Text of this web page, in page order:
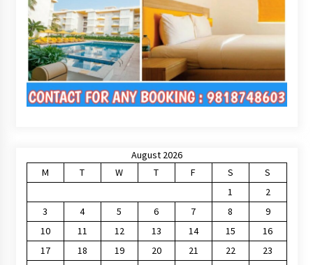
August 2026
M
T W T F S
S
1
2
3
4 5 6 7 8
9
10
11 12 13 14 15
16
17
18 19 20 21 22
23